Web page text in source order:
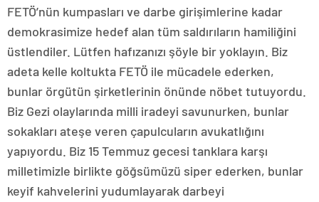
FETÖ’nün kumpasları ve darbe girişimlerine kadar
demokrasimize hedef alan tüm saldırıların hamiliğini
üstlendiler. Lütfen hafızanızı şöyle bir yoklayın. Biz
adeta kelle koltukta FETÖ ile mücadele ederken,
bunlar örgütün şirketlerinin önünde nöbet tutuyordu.
Biz Gezi olaylarında milli iradeyi savunurken, bunlar
sokakları ateşe veren çapulcuların avukatlığını
yapıyordu. Biz 15 Temmuz gecesi tanklara karşı
milletimizle birlikte göğsümüzü siper ederken, bunlar
keyif kahvelerini yudumlayarak darbeyi